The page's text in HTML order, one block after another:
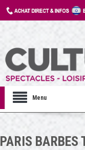
Menu
PARIS BARBES